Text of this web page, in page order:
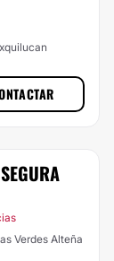
Verdes Alteña